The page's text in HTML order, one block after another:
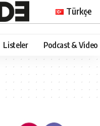
Türkçe
Listeler Podcast & Video